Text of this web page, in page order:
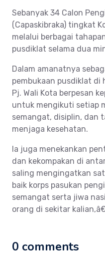
Sebanyak 34 Calon
(Capaskibraka) tingkat
melalui berbagai
pusdiklat selama dua
Dalam amanatnya
pembukaan pusdiklat di
Pj. Wali Kota berpesan
untuk mengikuti setiap
semangat, disiplin, dan
menjaga kesehatan.
Ia juga menekankan
dan kekompakan di
saling mengingatkan
baik korps pasukan
semangat serta jiwa
orang di sekitar
0 comments